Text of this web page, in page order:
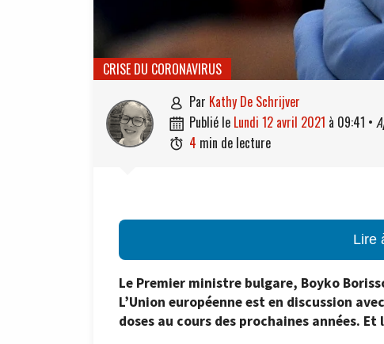
CRISE DU CORONAVIRUS
 par Kathy De Schrijver
 publié le lundi 12 avril 2021 à 09:41 •
 4 min de lecture
Lire
Le Premier ministre bulgare, Boyko
L’Union européenne est en discussion
doses au cours des prochaines années.